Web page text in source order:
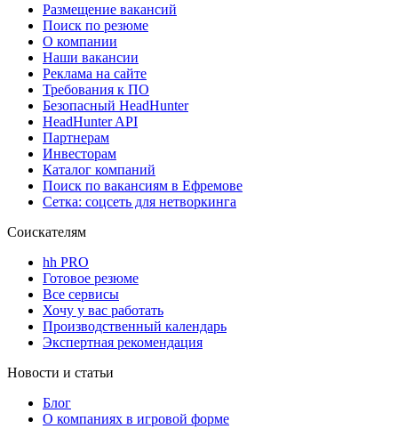
Размещение вакансий
Поиск по резюме
О компании
Наши вакансии
Реклама на сайте
Требования к ПО
Безопасный HeadHunter
HeadHunter API
Партнерам
Инвесторам
Каталог компаний
Поиск по вакансиям в Ефремове
Сетка: соцсеть для нетворкинга
Соискателям
hh PRO
Готовое резюме
Все сервисы
Хочу у вас работать
Производственный календарь
Экспертная рекомендация
Новости и статьи
Блог
О компаниях в игровой форме